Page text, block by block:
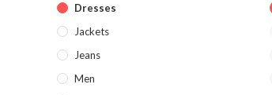
Dresses
Jackets
Jeans
Men